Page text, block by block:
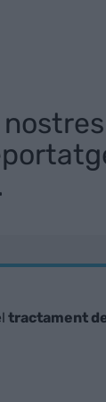
tractament